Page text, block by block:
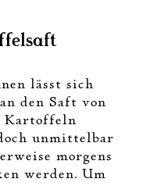
lässt sich
den Saft von
Kartoffeln
unmittelbar
morgens
werden. Um